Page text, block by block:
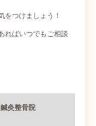
をつけましょう！
ればいつでもご相談
灸整骨院